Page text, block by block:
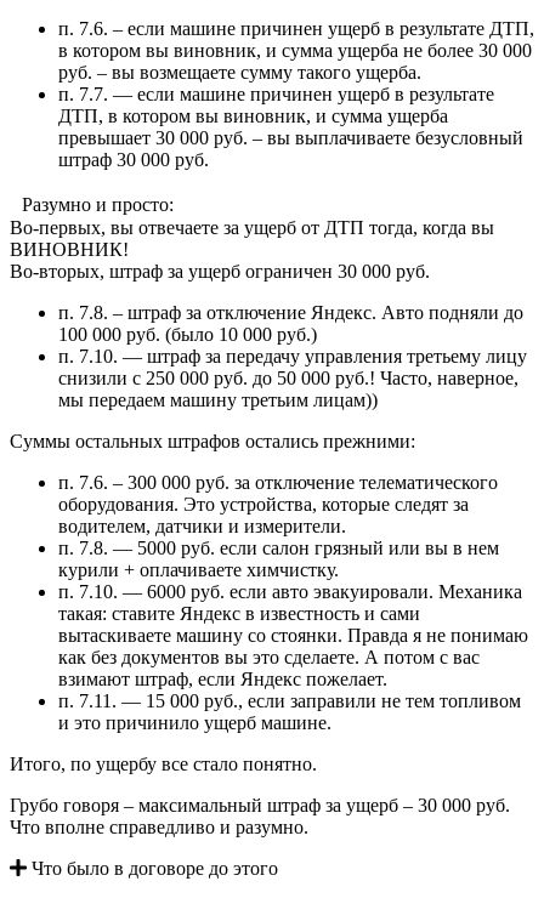
п. 7.6. – если машине причинен ущерб в результате ДТП,
в котором вы виновник, и сумма ущерба не более 30 000
руб. – вы возмещаете сумму такого ущерба.
п. 7.7. — если машине причинен ущерб в результате
ДТП, в котором вы виновник, и сумма ущерба
превышает 30 000 руб. – вы выплачиваете безусловный
штраф 30 000 руб.
Разумно и просто:
Во-первых, вы отвечаете за ущерб от ДТП тогда, когда вы
ВИНОВНИК!
Во-вторых, штраф за ущерб ограничен 30 000 руб.
п. 7.8. – штраф за отключение Яндекс. Авто подняли до
100 000 руб. (было 10 000 руб.)
п. 7.10. — штраф за передачу управления третьему лицу
снизили с 250 000 руб. до 50 000 руб.! Часто, наверное,
мы передаем машину третьим лицам))
Суммы остальных штрафов остались прежними:
п. 7.6. – 300 000 руб. за отключение телематического
оборудования. Это устройства, которые следят за
водителем, датчики и измерители.
п. 7.8. — 5000 руб. если салон грязный или вы в нем
курили + оплачиваете химчистку.
п. 7.10. — 6000 руб. если авто эвакуировали. Механика
такая: ставите Яндекс в известность и сами
вытаскиваете машину со стоянки. Правда я не понимаю
как без документов вы это сделаете. А потом с вас
взимают штраф, если Яндекс пожелает.
п. 7.11. — 15 000 руб., если заправили не тем топливом
и это причинило ущерб машине.
Итого, по ущербу все стало понятно.
Грубо говоря – максимальный штраф за ущерб – 30 000 руб.
Что вполне справедливо и разумно.
Что было в договоре до этого